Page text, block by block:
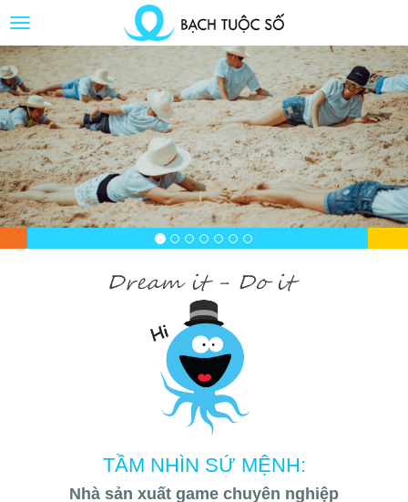
Toggle
Button
TẦM NHÌN SỨ MỆNH:
Nhà sản xuất game chuyên nghiệp